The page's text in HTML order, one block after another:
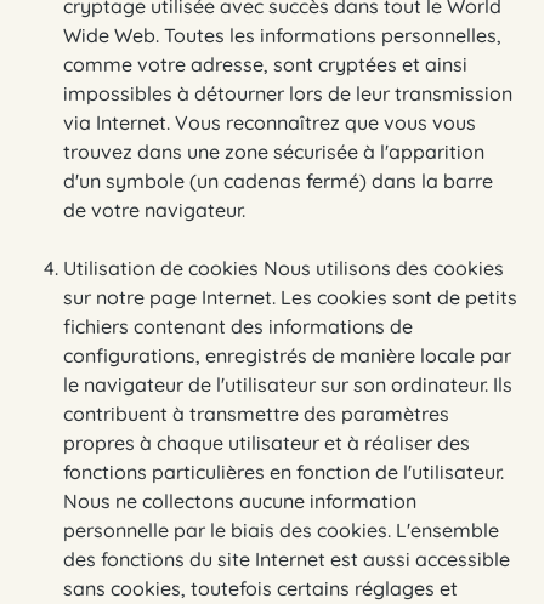
cryptage utilisée avec succès dans tout le World
Wide Web. Toutes les informations personnelles,
comme votre adresse, sont cryptées et ainsi
impossibles à détourner lors de leur transmission
via Internet. Vous reconnaîtrez que vous vous
trouvez dans une zone sécurisée à l'apparition
d'un symbole (un cadenas fermé) dans la barre
de votre navigateur.
Utilisation de cookies Nous utilisons des cookies
sur notre page Internet. Les cookies sont de petits
fichiers contenant des informations de
configurations, enregistrés de manière locale par
le navigateur de l'utilisateur sur son ordinateur. Ils
contribuent à transmettre des paramètres
propres à chaque utilisateur et à réaliser des
fonctions particulières en fonction de l'utilisateur.
Nous ne collectons aucune information
personnelle par le biais des cookies. L'ensemble
des fonctions du site Internet est aussi accessible
sans cookies, toutefois certains réglages et